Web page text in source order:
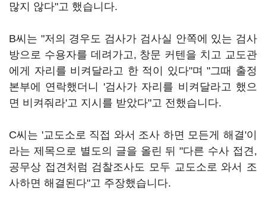
많지 않다"고 했습니다.
B씨는 "저의 경우도 검사가 검사실 안쪽에 있는 검사
방으로 수용자를 데려가고, 창문 커텐을 치고 교도관
에게 자리를 비켜달라고 한 적이 있다"며 "그때 출정
본부에 연락했더니 '검사가 자리를 비켜달라고 했으
면 비켜줘라'고 지시를 받았다"고 전했습니다.
C씨는 '교도소로 직접 와서 조사 하면 모든게 해결'이
라는 제목으로 별도의 글을 올린 뒤 "다른 수사 접견,
공무상 접견처럼 검찰조사도 모두 교도소로 와서 조
사하면 해결된다"고 주장했습니다.